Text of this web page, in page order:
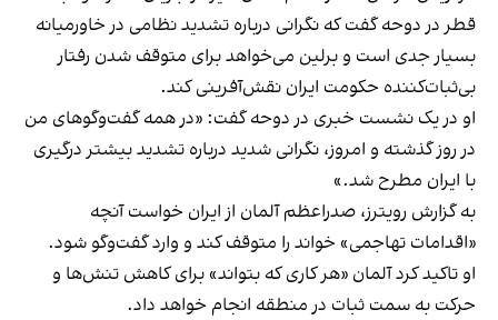
قطر در دوحه گفت که نگرانی درباره تشدید نظامی در خاورمیانه
بسیار جدی است و برلین می‌خواهد برای متوقف شدن رفتار
بی‌ثبات‌کننده حکومت ایران نقش‌آفرینی کند.
او در یک نشست خبری در دوحه گفت: «در همه گفت‌وگوهای من
در روز گذشته و امروز، نگرانی شدید درباره تشدید بیشتر درگیری
با ایران مطرح شد.»
به گزارش رویترز، صدراعظم آلمان از ایران خواست آنچه
«اقدامات تهاجمی» خواند را متوقف کند و وارد گفت‌وگو شود.
او تاکید کرد آلمان «هر کاری که بتواند» برای کاهش تنش‌ها و
حرکت به سمت ثبات در منطقه انجام خواهد داد.